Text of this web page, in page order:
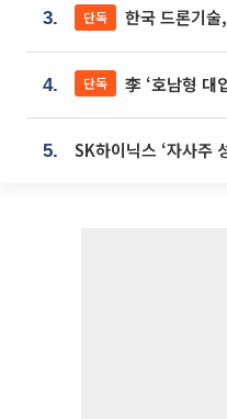
3. 단독 한국 드론기술, 우크
4. 단독 李 ‘호남형 대입’ 제안
5.